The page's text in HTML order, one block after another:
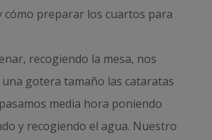
cómo preparar los cuartos para
recogiendo la mesa, nos
gotera tamaño las cataratas
media hora poniendo
y recogiendo el agua. Nuestro